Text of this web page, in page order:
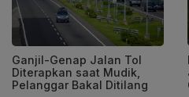
Ganjil-Genap Jalan Tol
Diterapkan saat Mudik,
Pelanggar Bakal Ditilang